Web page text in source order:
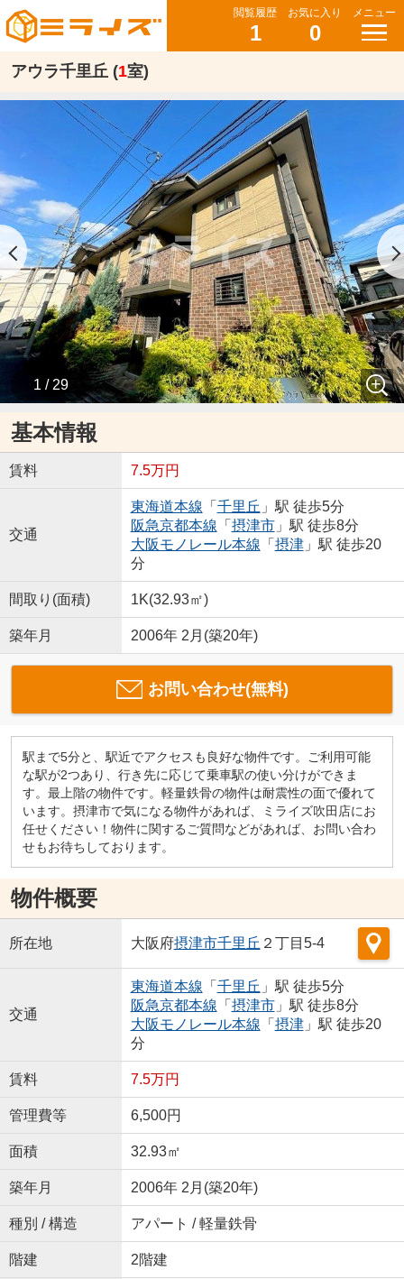
閲覧履歴
1
お気に入り
0
メニュー
アウラ千里丘 (1室)
1 / 29
基本情報
賃料 7.5万円
交通
東海道本線 「 千里丘 」駅 徒歩5分
阪急京都本線 「 摂津市」駅 徒歩8分
大阪モノレール本線 「 摂津」駅 徒歩20
分
間取り(面積) 1K(32.93㎡)
築年月 2006年 2月(築20年)
お問い合わせ(無料)
駅まで5分と、駅近でアクセスも良好な物件です。ご利用可能
な駅が2つあり、行き先に応じて乗車駅の使い分けができま
す。最上階の物件です。軽量鉄骨の物件は耐震性の面で優れて
います。摂津市で気になる物件があれば、ミライズ吹田店にお
任せください！物件に関するご質問などがあれば、お問い合わ
せもお待ちしております。
物件概要
所在地 大阪府摂津市千里丘 ２丁目5-4
交通
東海道本線 「 千里丘 」駅 徒歩5分
阪急京都本線 「 摂津市」駅 徒歩8分
大阪モノレール本線 「 摂津」駅 徒歩20
分
賃料 7.5万円
管理費等 6,500円
面積 32.93㎡
築年月 2006年 2月(築20年)
種別 / 構造 アパート / 軽量鉄骨
階建 2階建